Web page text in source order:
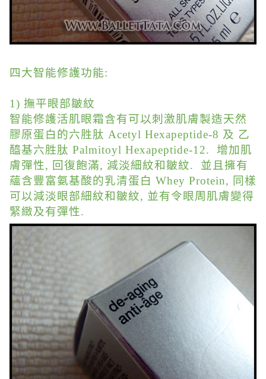
四大智能修護功能:
1) 撫平眼部皺紋
智能修護活肌眼霜含有可以刺激肌膚製造天然
膠原蛋白的六胜肽 Acetyl Hexapeptide-8 及 乙
醯基六胜肽 Palmitoyl Hexapeptide-12. 增加肌
膚彈性, 回復飽滿, 減淡細紋和皺紋. 並且擁有
蘊含豐富氨基酸的乳清蛋白 Whey Protein, 同樣
可以減淡眼部細紋和皺紋, 並有令眼周肌膚變得
緊緻及有彈性.